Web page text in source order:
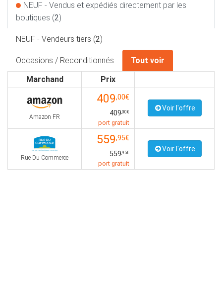
NEUF - Vendus et expédiés directement par les
boutiques (2)
NEUF - Vendeurs tiers (2)
Occasions / Reconditionnés
Tout voir
Marchand
Prix
Amazon FR
409,00€
409,00€
port gratuit
Voir l'offre
Rue Du Commerce
559,95€
559,95€
port gratuit
Voir l'offre